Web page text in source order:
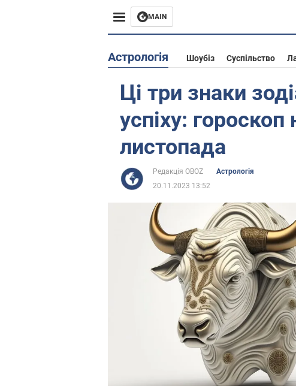
MAIN
Життя
Астрологія Шоубіз Суспільство
Ці три знаки
успіху:
листопада
Редакція OBOZ
Астрологія
20.11.2023 13:52